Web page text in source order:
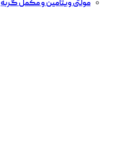
مولتی ویتامین و مکمل گربه